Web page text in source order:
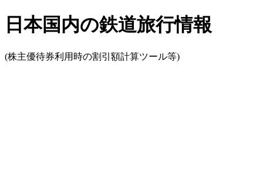
日本国内の鉄道旅行情報
(株主優待券利用時の割引額計算ツール等)